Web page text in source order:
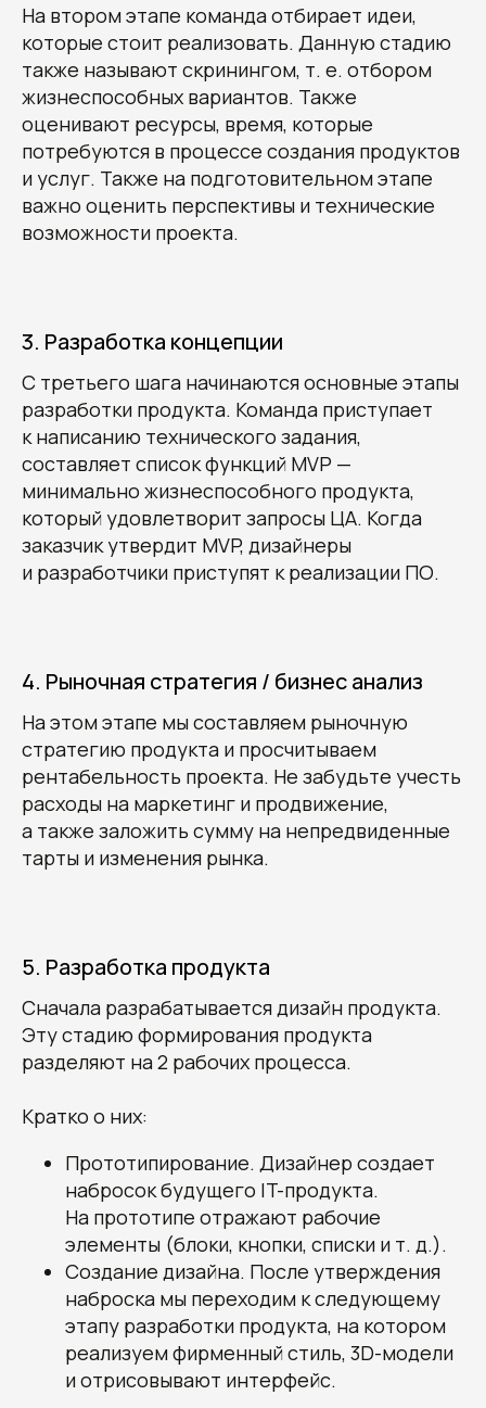
На втором этапе команда отбирает идеи,
которые стоит реализовать. Данную стадию
также называют скринингом, т. е. отбором
жизнеспособных вариантов. Также
оценивают ресурсы, время, которые
потребуются в процессе создания продуктов
и услуг. Также на подготовительном этапе
важно оценить перспективы и технические
возможности проекта.
3. Разработка концепции
С третьего шага начинаются основные этапы
разработки продукта. Команда приступает
к написанию технического задания,
составляет список функций MVP —
минимально жизнеспособного продукта,
который удовлетворит запросы ЦА. Когда
заказчик утвердит MVP, дизайнеры
и разработчики приступят к реализации ПО.
4. Рыночная стратегия / бизнес анализ
На этом этапе мы составляем рыночную
стратегию продукта и просчитываем
рентабельность проекта. Не забудьте учесть
расходы на маркетинг и продвижение,
а также заложить сумму на непредвиденные
тарты и изменения рынка.
5. Разработка продукта
Сначала разрабатывается дизайн продукта.
Эту стадию формирования продукта
разделяют на 2 рабочих процесса.
Кратко о них:
Прототипирование. Дизайнер создает
набросок будущего IT-продукта.
На прототипе отражают рабочие
элементы (блоки, кнопки, списки и т. д.).
Создание дизайна. После утверждения
наброска мы переходим к следующему
этапу разработки продукта, на котором
реализуем фирменный стиль, 3D-модели
и отрисовывают интерфейс.